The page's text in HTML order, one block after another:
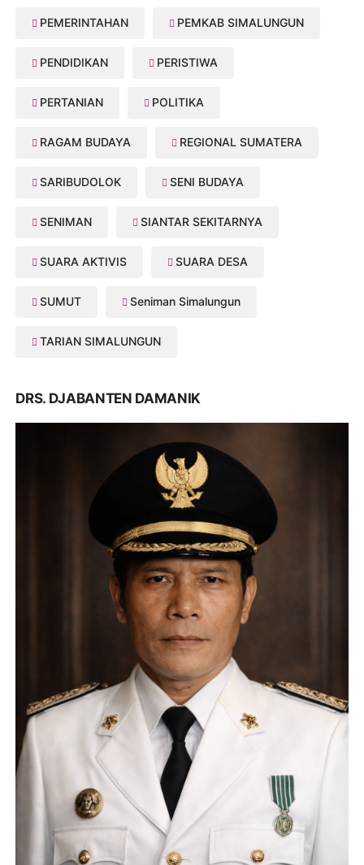
PEMERINTAHAN PEMKAB SIMALUNGUN
PENDIDIKAN PERISTIWA
PERTANIAN POLITIKA
RAGAM BUDAYA REGIONAL SUMATERA
SARIBUDOLOK SENI BUDAYA
SENIMAN SIANTAR SEKITARNYA
SUARA AKTIVIS SUARA DESA
SUMUT Seniman Simalungun
TARIAN SIMALUNGUN
DRS. DJABANTEN DAMANIK